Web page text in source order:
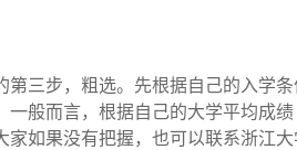
三步，粗选。先根据自己的入学
般而言，根据自己的大学平均成
如果没有把握，也可以联系浙江